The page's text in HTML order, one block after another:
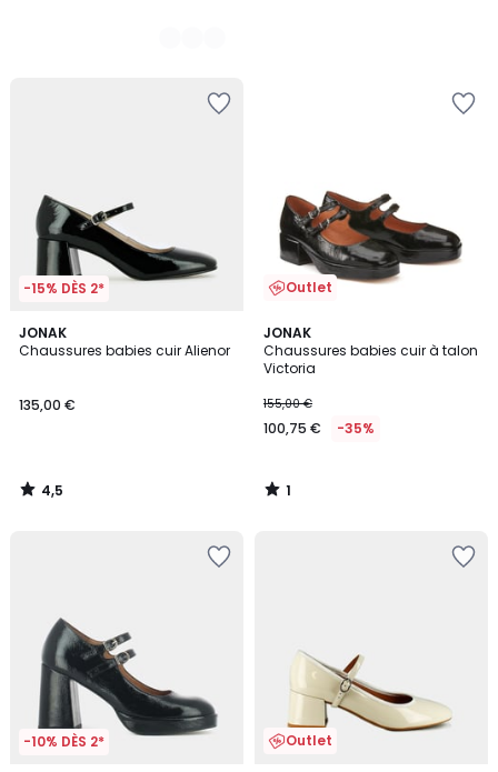
-15% DÈS 2*
JONAK
Chaussures babies cuir Alienor
135,00 €
4,5
/ 5
4,5
/
Outlet
JONAK
Chaussures babies cuir à talon
Victoria
155,00 €
100,75 € -35%
1
/
5
1
/
-10% DÈS 2* Outlet